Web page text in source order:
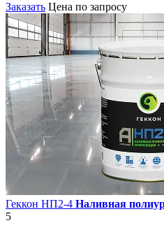
Заказать Цена по запросу
Геккон НП2-4 Наливная
5